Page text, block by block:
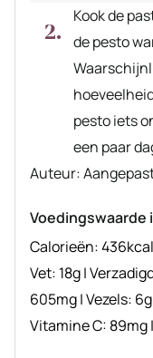
Kook de
de pesto
pesto iets
een paar
Auteur
Auteur:
Calorieën:436kcal
Vet: 18g|
605mg|Vezels: 6g
Vitamine C: 89mg|